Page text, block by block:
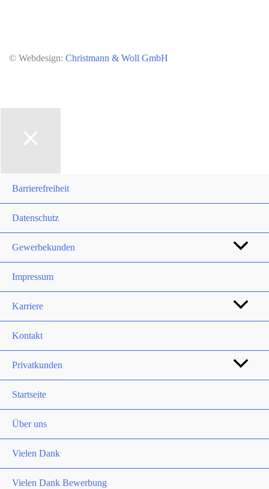
© Webdesign: Christmann & Woll GmbH
Barrierefreiheit
Datenschutz
Gewerbekunden
Impressum
Karriere
Kontakt
Privatkunden
Startseite
Über uns
Vielen Dank
Vielen Dank Bewerbung